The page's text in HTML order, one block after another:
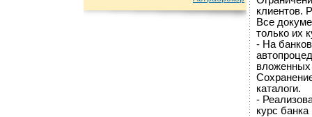
клиентов.
Все
только их
- На
каталоги.
-
курс банка